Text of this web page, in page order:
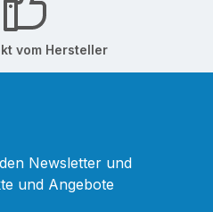
vom Hersteller
Newsletter und
und Angebote